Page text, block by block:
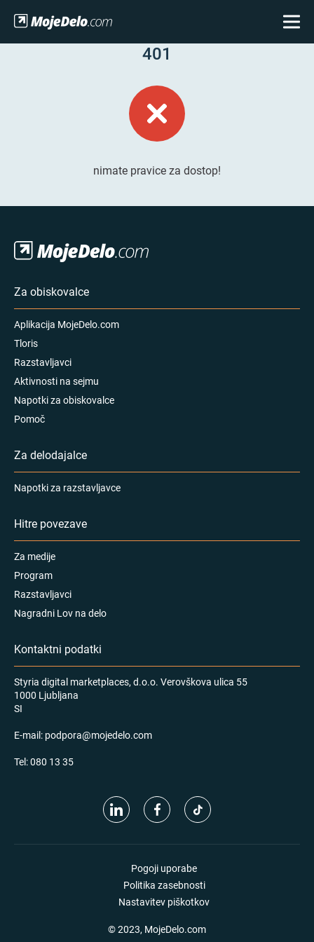
401
nimate pravice za dostop!
Za obiskovalce
Aplikacija MojeDelo.com
Tloris
Razstavljavci
Aktivnosti na sejmu
Napotki za obiskovalce
Pomoč
Za delodajalce
Napotki za razstavljavce
Hitre povezave
Za medije
Program
Razstavljavci
Nagradni Lov na delo
Kontaktni podatki
Styria digital marketplaces, d.o.o. Verovškova ulica 55
1000 Ljubljana
SI
E-mail: podpora@mojedelo.com
Tel:080 13 35
Pogoji uporabe
Politika zasebnosti
Nastavitev piškotkov
© 2023, MojeDelo.com